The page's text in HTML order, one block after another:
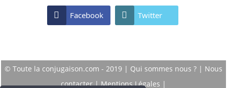
 Facebook  Twitter
© Toute la conjugaison.com - 2019 | Qui sommes nous ? | Nous
contacter|Mentions Légales |